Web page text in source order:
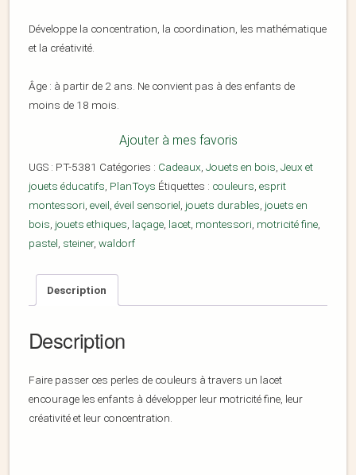
Développe la concentration, la coordination, les mathématique
et la créativité.
Âge : à partir de 2 ans. Ne convient pas à des enfants de
moins de 18 mois.
Ajouter à mes favoris
UGS : PT-5381 Catégories : Cadeaux, Jouets en bois, Jeux et
jouets éducatifs, PlanToys Étiquettes : couleurs, esprit
montessori, eveil, éveil sensoriel, jouets durables, jouets en
bois, jouets ethiques, laçage, lacet, montessori, motricité fine,
pastel, steiner, waldorf
Description
Description
Faire passer ces perles de couleurs à travers un lacet
encourage les enfants à développer leur motricité fine, leur
créativité et leur concentration.